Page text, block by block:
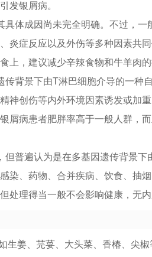
发银屑病。
体成因尚未完全明确。不过，一
炎症反应以及外伤等多种因素共
上，建议减少辛辣食物和牛羊肉的
背景下由T淋巴细胞介导的一种
神创伤等内外环境因素诱发或加
屑病患者肥胖率高于一般人群，
普遍认为是在多基因遗传背景下
染、药物、合并疾病、饮食、抽
处理得当一般不会影响健康，无内
姜、芫荽、大头菜、香椿、尖椒